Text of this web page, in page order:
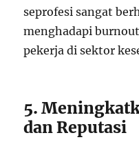
seprofesi sangat
menghadapi
pekerja di sektor
5.
dan Reputasi